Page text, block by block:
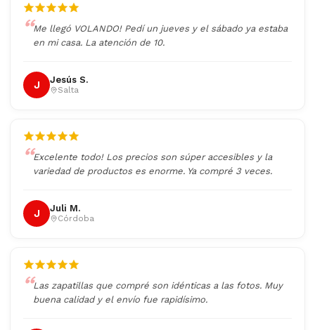
Me llegó VOLANDO! Pedí un jueves y el sábado ya estaba
en mi casa. La atención de 10.
J Jesús S.
Salta
Excelente todo! Los precios son súper accesibles y la
variedad de productos es enorme. Ya compré 3 veces.
J Juli M.
Córdoba
Las zapatillas que compré son idénticas a las fotos. Muy
buena calidad y el envío fue rapidísimo.